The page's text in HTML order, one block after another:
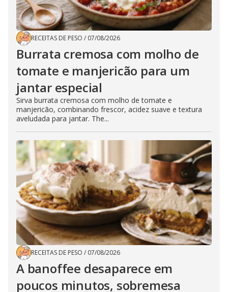
RECEITAS DE PESO / 07/08/2026
Burrata cremosa com molho de
tomate e manjericão para um
jantar especial
Sirva burrata cremosa com molho de tomate e
manjericão, combinando frescor, acidez suave e textura
aveludada para jantar. The...
RECEITAS DE PESO / 07/08/2026
A banoffee desaparece em
poucos minutos, sobremesa